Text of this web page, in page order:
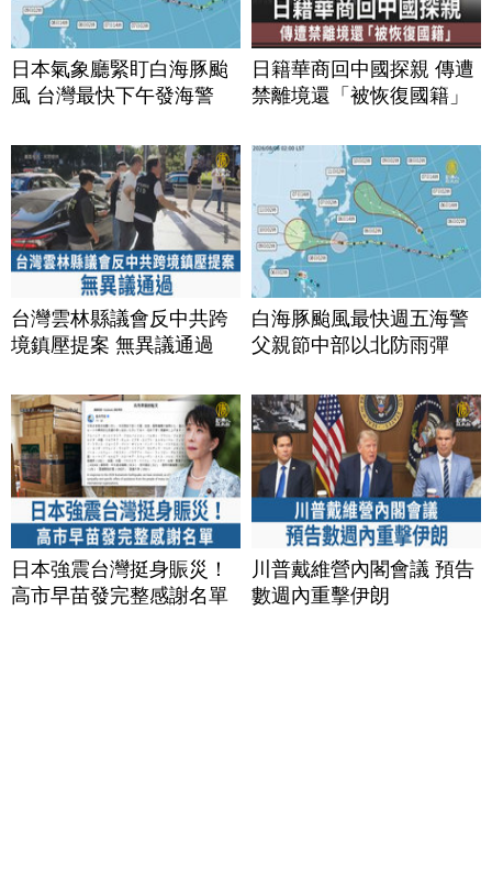
日本氣象廳緊盯白海豚颱
風 台灣最快下午發海警
日籍華商回中國探親 傳遭
禁離境還「被恢復國籍」
台灣雲林縣議會反中共跨
境鎮壓提案 無異議通過
白海豚颱風最快週五海警
父親節中部以北防雨彈
日本強震台灣挺身賑災！
高市早苗發完整感謝名單
川普戴維營內閣會議 預告
數週內重擊伊朗